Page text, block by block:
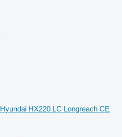
Hyundai HX220 LC Longreach CE